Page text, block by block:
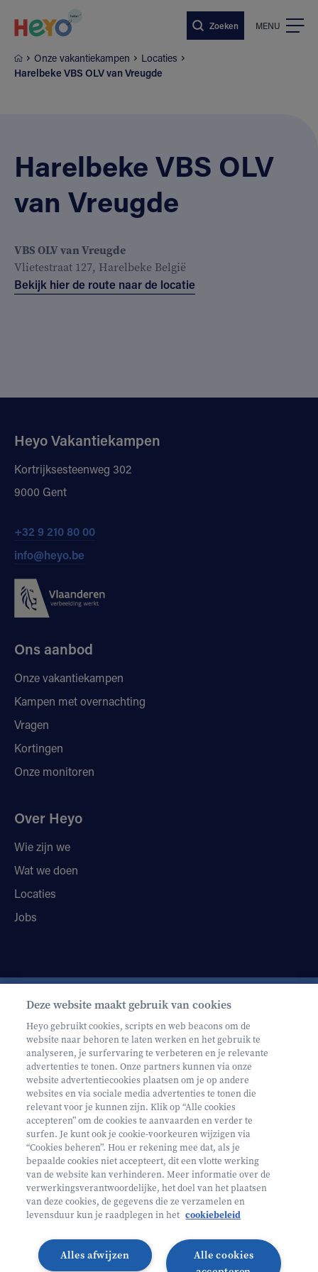
Zoeken MENU
Onze vakantiekampen
Locaties
Harelbeke VBS OLV van Vreugde
Harelbeke VBS OLV
van Vreugde
VBS OLV van Vreugde
Vlietestraat 127, Harelbeke België
Bekijk hier de route naar de locatie
Heyo Vakantiekampen
Kortrijksesteenweg 302
9000 Gent
+32 9 210 80 00
info@heyo.be
Ons aanbod
Onze vakantiekampen
Kampen met overnachting
Vragen
Kortingen
Onze monitoren
Over Heyo
Wie zijn we
Wat we doen
Locaties
Jobs
Schrijf je in op onze nieuwsbrief
Volg ons op
Volg onze Facebook pagina
Volg onze Instagram pagina
Volg onze LinkedIn pagina
Volg onze TikTok pagina
Partner van Helan
Toegankelijkheidsverklaring ↗
Cookie policy
Algemene voorwaarden
Integriteitsbeleid
Deze website maakt gebruik van cookies
Heyo gebruikt cookies, scripts en web beacons om de
website naar behoren te laten werken en het gebruik te
analyseren, je surfervaring te verbeteren en je relevante
advertenties te tonen. Onze partners kunnen via onze
website advertentiecookies plaatsen om je op andere
websites en via sociale media advertenties te tonen die
relevant voor je kunnen zijn. Klik op “Alle cookies
accepteren” om de cookies te aanvaarden en verder te
surfen. Je kunt ook je cookie-voorkeuren wijzigen via
“Cookies beheren”. Hou er rekening mee dat, als je
bepaalde cookies niet accepteert, dit een vlotte werking
van de website kan verhinderen. Meer informatie over de
verwerkingsverantwoordelijke, het doel van het plaatsen
van deze cookies, de gegevens die ze verzamelen en
levensduur kun je raadplegen in het cookiebeleid
Alle cookies
Alles afwijzen